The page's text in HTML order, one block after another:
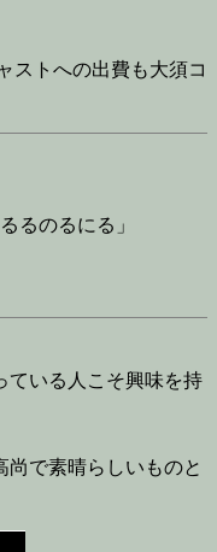
ストへの出費も大須コ
るのるにる」
ている人こそ興味を持
で素晴らしいものと